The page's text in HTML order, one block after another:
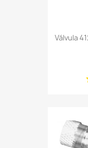
Válvula